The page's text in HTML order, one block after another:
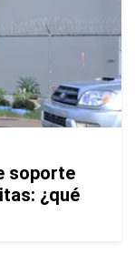
soporte
¿qué